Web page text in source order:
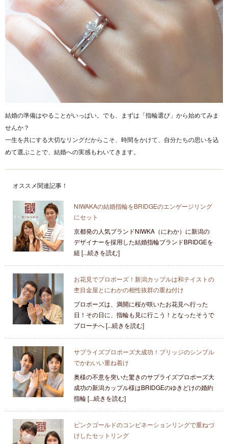
結婚の準備はやることがいっぱい。でも、まずは「指輪選び」から始めてみま
せんか？
一生を共にする大切なリングだからこそ、時間をかけて、自分たちの思いを込
めて選ぶことで、結婚への実感もわいてきます。
オススメ関連記事！
NIWAKAの結婚指輪をBRIDGEのエンゲージリング
にセット
京都発の人気ブランドNIWKA（にわか）に新潟の
デザイナーを採用した結婚指輪ブランドBRIDGEを
組 [...続きを読む]
お花見でプロポーズ！新潟カップルは和テイストの
杢目金屋とにわかの相性抜群の重ね付け
プロポーズは、満開に桜が咲いたお花見へ行った
日！その日に、指輪も見に行こう！となったそうで
ブローチへ [...続きを読む]
サプライズプロポーズ大成功！ブリッジのシンプル
でかわいい重ね着け
奥様の不意を突いた驚きのサプライズプロポーズ大
成功の新潟カップル様はBRIDGEのゆきどけの婚約
指輪 [...続きを読む]
ピンクゴールドのコンビネーションリングで重ねづ
けしたセットリング